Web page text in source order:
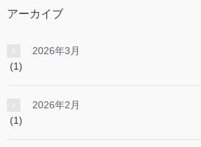
アーカイブ
2026年3月
(1)
2026年2月
(1)